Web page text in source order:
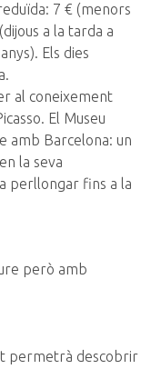
7 € (menors
a la tarda a
Els dies
al coneixement
El Museu
amb Barcelona: un
la seva
perllongar fins a la
però amb
permetrà descobrir